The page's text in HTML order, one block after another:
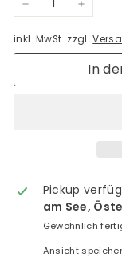
− +
inkl. MwSt. zzgl.
In
Pickup
am See,
Gewöhnlich
Ansicht